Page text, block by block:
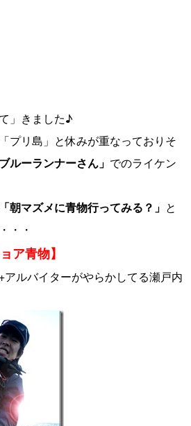
」きました♪
プリ島」と休みが重なっておりそ
ルーランナーさん」 でのライケン
朝マズメに青物行ってみる？」 と
・・
ア青物】
ルバイターがやらかしてる瀬戸内